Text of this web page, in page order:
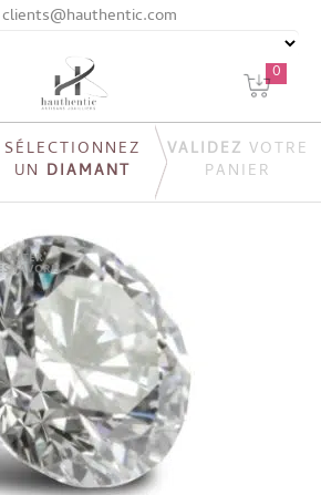
clients@hauthentic.com
0
SÉLECTIONNEZ
UN DIAMANT
VALIDEZ VOTRE
PANIER
FAVORIS